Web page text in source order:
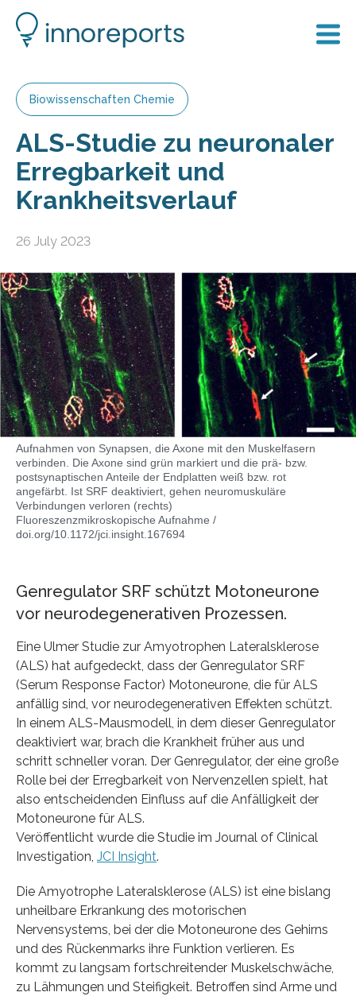
Biowissenschaften Chemie
ALS-Studie zu neuronaler
Erregbarkeit und
Krankheitsverlauf
26 July 2023
Aufnahmen von Synapsen, die Axone mit den Muskelfasern
verbinden. Die Axone sind grün markiert und die prä- bzw.
postsynaptischen Anteile der Endplatten weiß bzw. rot
angefärbt. Ist SRF deaktiviert, gehen neuromuskuläre
Verbindungen verloren (rechts)
Fluoreszenzmikroskopische Aufnahme /
doi.org/10.1172/jci.insight.167694
Genregulator SRF schützt Motoneurone
vor neurodegenerativen Prozessen.
Eine Ulmer Studie zur Amyotrophen Lateralsklerose
(ALS) hat aufgedeckt, dass der Genregulator SRF
(Serum Response Factor) Motoneurone, die für ALS
anfällig sind, vor neurodegenerativen Effekten schützt.
In einem ALS-Mausmodell, in dem dieser Genregulator
deaktiviert war, brach die Krankheit früher aus und
schritt schneller voran. Der Genregulator, der eine große
Rolle bei der Erregbarkeit von Nervenzellen spielt, hat
also entscheidenden Einfluss auf die Anfälligkeit der
Motoneurone für ALS.
Veröffentlicht wurde die Studie im Journal of Clinical
Investigation, JCI Insight.
Die Amyotrophe Lateralsklerose (ALS) ist eine bislang
unheilbare Erkrankung des motorischen
Nervensystems, bei der die Motoneurone des Gehirns
und des Rückenmarks ihre Funktion verlieren. Es
kommt zu langsam fortschreitender Muskelschwäche,
zu Lähmungen und Steifigkeit. Betroffen sind Arme und